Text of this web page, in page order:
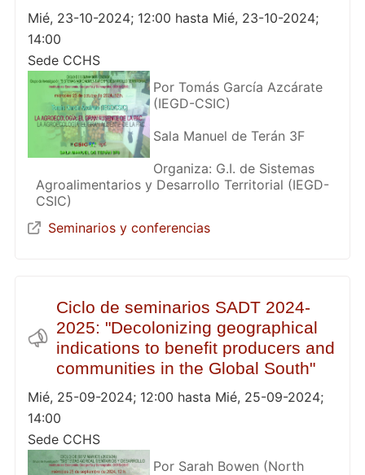
Mié, 23-10-2024; 12:00 hasta Mié, 23-10-2024;
14:00
Sede CCHS
Por Tomás García Azcárate
(IEGD-CSIC)
Sala Manuel de Terán 3F
Organiza: G.I. de Sistemas
Agroalimentarios y Desarrollo Territorial (IEGD-
CSIC)
Seminarios y conferencias
Ciclo de seminarios SADT 2024-
2025: "Decolonizing geographical
indications to benefit producers and
communities in the Global South"
Mié, 25-09-2024; 12:00 hasta Mié, 25-09-2024;
14:00
Sede CCHS
Por Sarah Bowen (North